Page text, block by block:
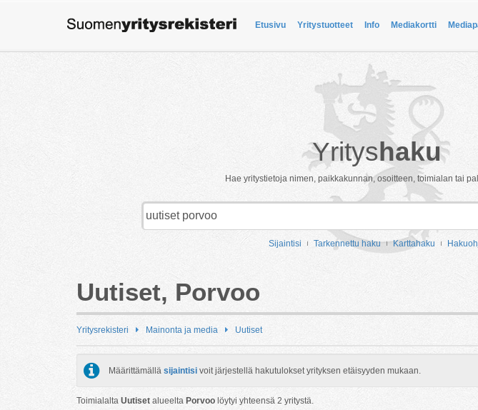
Etusivu Yritystuotteet Info Mediakortti
Yrityshaku
Hae yritystietoja nimen, paikkakunnan, osoitteen, toimialan tai
Sijaintisi Tarkennettu haku Karttahaku
Uutiset, Porvoo
Yritysrekisteri Mainonta ja media Uutiset
Määrittämällä sijaintisi voit järjestellä hakutulokset yrityksen etäisyyden mukaan.
Toimialalta Uutiset alueelta Porvoo löytyi yhteensä 2 yritystä.